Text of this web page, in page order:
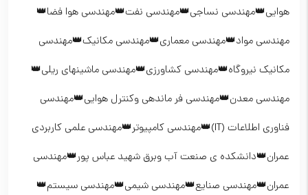
هوایی👑مهندسی نساجی👑مهندسی نفت👑مهندسی هوا فضا👑
مهندسی مواد👑مهندسی معماری👑مهندسی مکانیک👑مهندسی
مکانیک نیروگاه👑مهندسی کشاورزی👑مهندسی ماشینهای ریلی👑
مهندسی معدن👑مهندسی فر ماندهی وکنترل هوایی👑مهندسی
فناوری اطلاعات (IT)👑مهندسی کامپیوتر👑مهندسی علمی کاربردی
عمران👑دانشکده ی صنعت آب وبرق شهید عباس پور👑مهندسی
عمران👑مهندسی صنایع👑مهندسی شیمی👑مهندسی سیستم👑